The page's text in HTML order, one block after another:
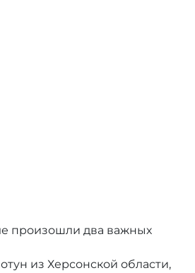
произошли два важных
из Херсонской области,